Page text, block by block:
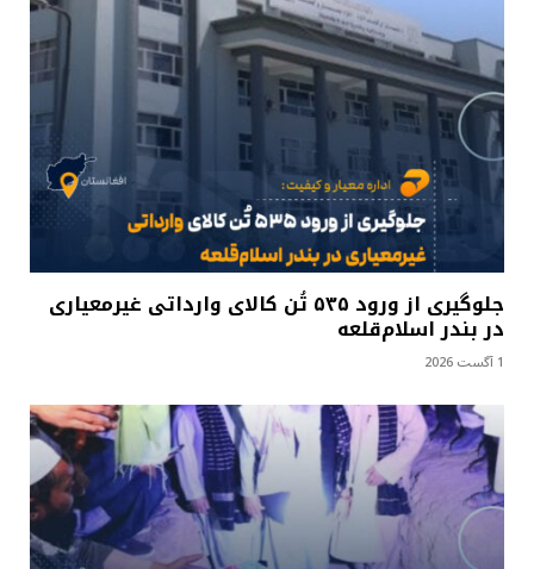
جلوگیری از ورود ۵۳۵ تُن کالای وارداتی غیرمعیاری
در بندر اسلام‌قلعه
1 آگست 2026